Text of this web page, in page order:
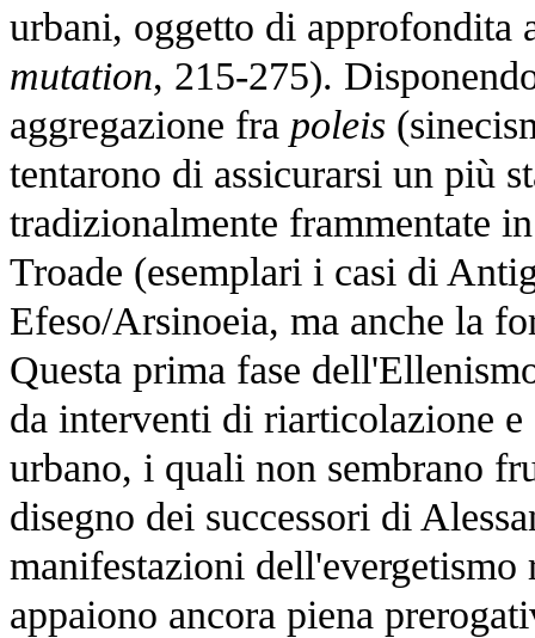
urbani, oggetto di approfondita
mutation, 215-275).
aggregazione fra poleis
tentarono di assicurarsi un più
tradizionalmente frammentate
Troade (esemplari i casi di
Efeso/Arsinoeia, ma anche la
Questa prima fase
da interventi di riarticolazione
urbano, i quali non sembrano
disegno dei successori di
manifestazioni
appaiono ancora piena